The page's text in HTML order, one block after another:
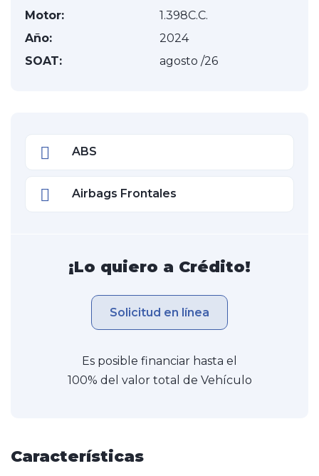
Motor:
1.398C.C.
Año:
2024
SOAT:
agosto /26
ABS
Airbags Frontales
¡Lo quiero a Crédito!
Solicitud en línea
Es posible financiar hasta el
100% del valor total de Vehículo
Características